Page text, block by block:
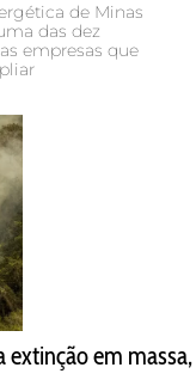
de Minas
das dez
empresas que
extinção em massa,